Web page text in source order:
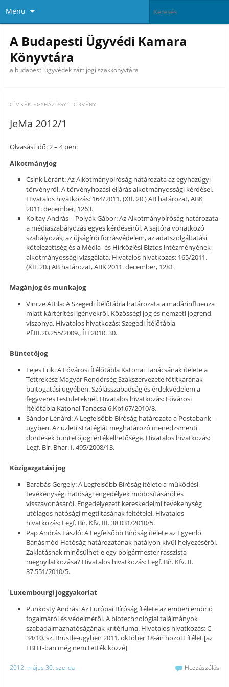
Menü
A Budapesti Ügyvédi Kamara
Könyvtára
a budapesti ügyvédek zárt jogi szakkönyvtára
CÍMKÉK EGYHÁZÜGYI TÖRVÉNY
JeMa 2012/1
Olvasási idő: 2 – 4 perc
Alkotmányjog
Csink Lóránt: Az Alkotmánybíróság határozata az egyházügyi
törvényről. A törvényhozási eljárás alkotmányossági kérdései.
Hivatalos hivatkozás: 164/2011. (XII. 20.) AB határozat, ABK
2011. december, 1263.
Koltay András – Polyák Gábor: Az Alkotmánybíróság határozata
a médiaszabályozás egyes kérdéseiről. A sajtóra vonatkozó
szabályozás, az újságírói forrásvédelem, az adatszolgáltatási
kötelezettség és a Média- és Hírközlési Biztos intézményének
alkotmányossági vizsgálata. Hivatalos hivatkozás: 165/2011.
(XII. 20.) AB határozat, ABK 2011. december, 1281.
Magánjog és munkajog
Vincze Attila: A Szegedi Ítélőtábla határozata a madárinfluenza
miatt kártérítési igényekről. Közösségi jog és nemzeti jogrend
viszonya. Hivatalos hivatkozás: Szegedi Ítélőtábla
Pf.III.20.255/2009.; ÍH 2010. 30.
Büntetőjog
Fejes Erik: A Fővárosi Ítélőtábla Katonai Tanácsának ítélete a
Tettrekész Magyar Rendőrség Szakszervezete főtitkárának
bujtogatási ügyében. Szólásszabadság és érdekvédelem a
fegyveres testületeknél. Hivatalos hivatkozás: Fővárosi
Ítélőtábla Katonai Tanácsa 6.Kbf.67/2010/8.
Sándor Lénárd: A Legfelsőbb Bíróság határozata a Postabank-
ügyben. Az üzleti stratégiát meghatározó menedzsmenti
döntések büntetőjogi értékelhetősége. Hivatalos hivatkozás:
Legf. Bír. Bhar. I. 495/2008/13.
Közigazgatási jog
Barabás Gergely: A Legfelsőbb Bíróság ítélete a működési-
tevékenységi hatósági engedélyek módosításáról és
visszavonásáról. Engedélyezett kereskedelmi tevékenység
utólagos hatósági megtiltásának feltételei. Hivatalos
hivatkozás: Legf. Bír. Kfv. III. 38.031/2010/5.
Pap András László: A Legfelsőbb Bíróság ítélete az Egyenlő
Bánásmód Hatóság határozatának hatályon kívül helyezéséről.
Zaklatásnak minősülhet-e egy polgármester rasszista
megnyilatkozása? Hivatalos hivatkozás: Legf. Bír. Kfv. II.
37.551/2010/5.
Luxembourgi joggyakorlat
Pünkösty András: Az Európai Bíróság ítélete az emberi embrió
fogalmáról és védelméről. A biotechnológiai találmányok
szabadalmazhatóságának kritériuma. Hivatalos hivatkozás: C-
34/10. sz. Brüstle-ügyben 2011. október 18-án hozott ítélet [az
EBHT-ban még nem tették közzé]
2012. május 30. szerda Hozzászólás